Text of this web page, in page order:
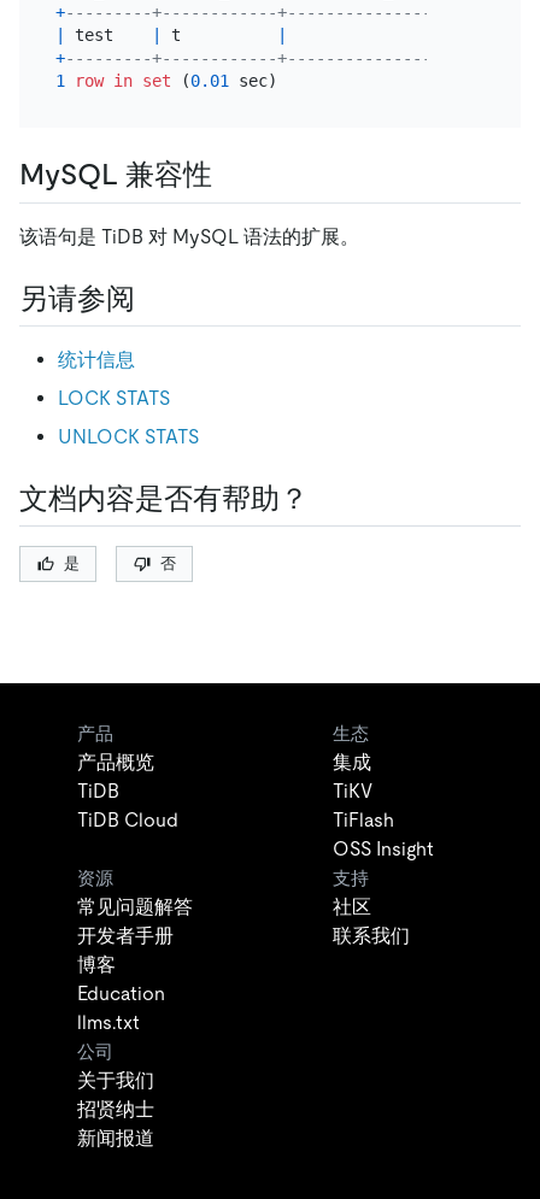
+---------+------------+----------------+--------+
test t
+---------+------------+----------------+--------+
1
row in set (0.01
MySQL 兼容性
该语句是 TiDB 对 MySQL 语法的扩展。
另请参阅
统计信息
LOCK STATS
UNLOCK STATS
文档内容是否有帮助？
是 否
产品
产品概览
TiDB
TiDB Cloud
生态
集成
TiKV
TiFlash
OSS Insight
资源
常见问题解答
开发者手册
博客
Education
llms.txt
支持
社区
联系我们
公司
关于我们
招贤纳士
新闻报道